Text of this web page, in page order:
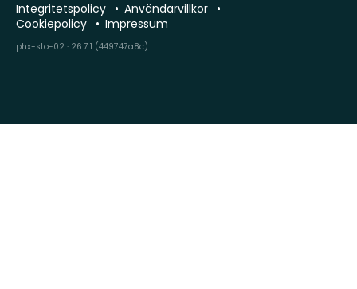
Integritetspolicy
Användarvillkor
Cookiepolicy
Impressum
phx-sto-02 · 26.7.1 (449747a8c)